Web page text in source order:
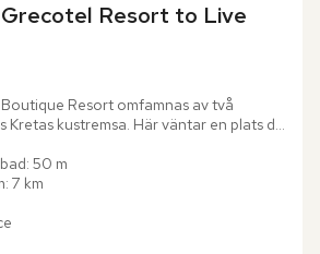
Resort to Live
Resort omfamnas av två
Kretas kustremsa. Här väntar en plats där
skönhet går hand i hand.
50 m
7 km